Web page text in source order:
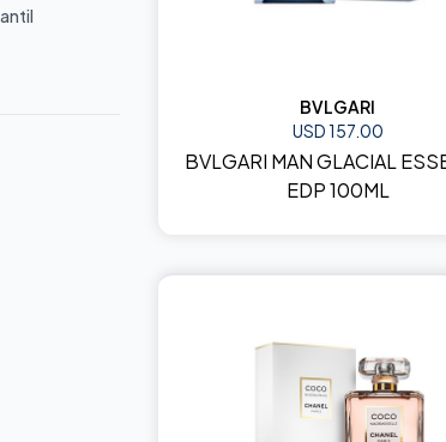
BVLGARI
USD 157.00
BVLGARI MAN GLACIAL
EDP 100ML